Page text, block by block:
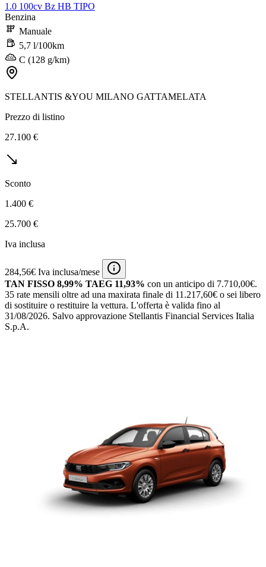
1.0 100cv Bz HB TIPO
Benzina
Manuale
5,7 l/100km
C (128 g/km)
STELLANTIS &YOU MILANO GATTAMELATA
Prezzo di listino
27.100 €
Sconto
1.400 €
25.700 €
Iva inclusa
284,56€ Iva inclusa/mese
TAN FISSO 8,99% TAEG 11,93% con un anticipo di 7.710,00€.
35 rate mensili oltre ad una maxirata finale di 11.217,60€ o sei libero
di sostituire o restituire la vettura. L'offerta è valida fino al
31/08/2026. Salvo approvazione Stellantis Financial Services Italia
S.p.A.